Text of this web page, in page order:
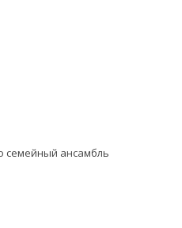
семейный ансамбль